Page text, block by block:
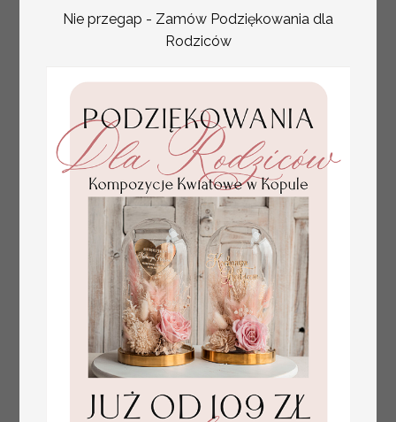
numerki na stół weselny
z tłoczonymi kwiatami,
eleganckie numerki na
stoły weselne, tłoczone
numerki na stół weselny,
dekoracja stołów
weselnych tłoczone
Promocja:
10 PLN/13.00 PLN
Nie przegap - Zamów Podziękowania dla
Rodziców